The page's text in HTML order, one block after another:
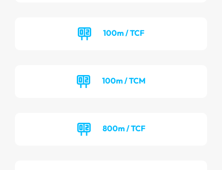
100m / TCF
100m / TCM
800m / TCF